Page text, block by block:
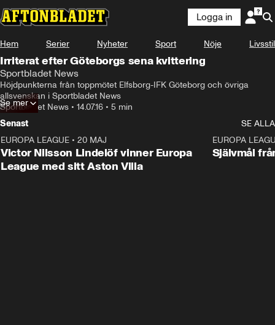
Logga in
Hem Serier Nyheter Sport Nöje Livsstil
Irriterat efter Göteborgs sena kvittering
Sportbladet News
Höjdpunkterna från toppmötet Elfsborg-IFK Göteborg och övriga
allsvenskan i Sportbladet News
Sportbladet News • 14.07.16 • 5 min
Se mer
Senast
SE ALLA
EUROPA LEAGUE • 20 MAJ
Victor Nilsson Lindelöf vinner Europa
League med sitt Aston Villa
EUROPA
Självmål